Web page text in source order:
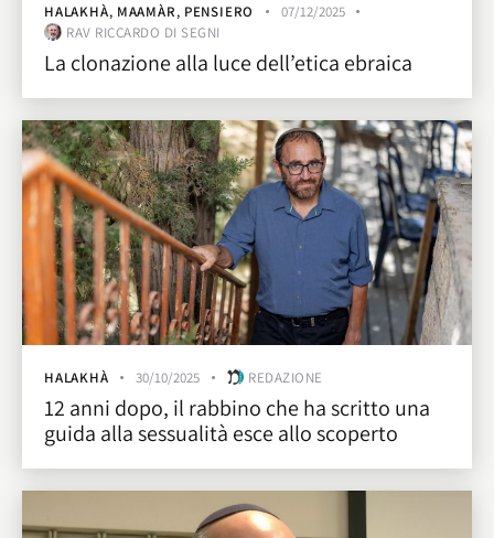
HALAKHÀ, MAAMÀR, PENSIERO
07/12/2025
RAV RICCARDO DI SEGNI
La clonazione alla luce dell’etica ebraica
HALAKHÀ 30/10/2025 REDAZIONE
12 anni dopo, il rabbino che ha scritto una
guida alla sessualità esce allo scoperto